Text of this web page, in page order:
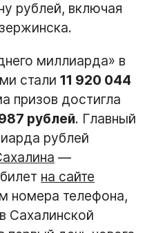
рублей, включая
миллиарда» в
стали11 920 044
призов достигла
рублей. Главный
рублей
—
на сайте
номера телефона,
Сахалинской